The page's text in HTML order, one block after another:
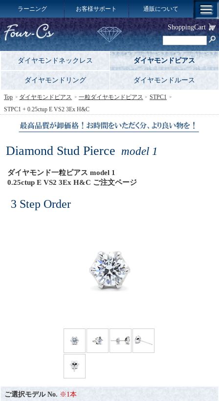
ラーニング お客様サポート 通販について
ダイヤモンドネックレス ダイヤモンドピアス
ダイヤモンドリング ダイヤモンドルース
Diamond Stud Pierce model 1
ダイヤモンド一粒ピアス model 1
0.25ctup E VS2 3Ex H&C ご注文ページ
3 Step Order
ご選択モデル No. ※1本
Top ダイヤモンドピアス 一粒ダイヤモンドピアス
STPC1
STPC1 + 0.25ctup E VS2 3Ex H&C
ShoppingCart